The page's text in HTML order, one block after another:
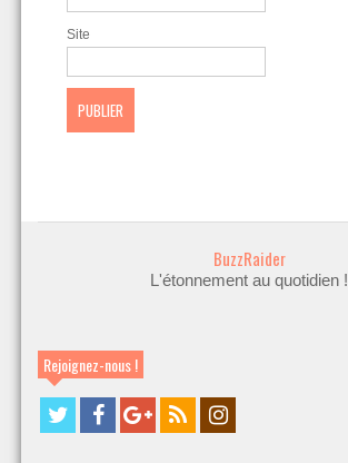
Site
BuzzRaider
L'étonnement au quotidien !
Rejoignez-nous !